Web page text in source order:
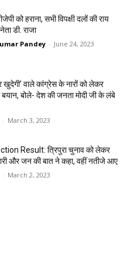
को हराना, सभी विपक्षी दलों की राय
डी. राजा
Pandey - June 24, 2023
खुदेगी’ वाले कांग्रेस के नारों को लेकर
बयान, बोले- देश की जनता मोदी जी के लंबे
- March 3, 2023
Result: त्रिपुरा चुनाव को लेकर
और जन की बात ने कहा, वहीं नतीजे आए
- March 2, 2023